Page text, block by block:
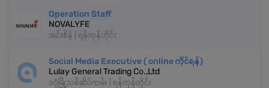
Operation Staff
NOVALYFE
အင်းစိန် | ရန်ကုန်တိုင်း
Social Media Executive ( online ကိုင်ရန်)
Lulay General Trading Co.,Ltd
ဒဂုံမြို့သစ်ဆိပ်ကမ်း | ရန်ကုန်တိုင်း